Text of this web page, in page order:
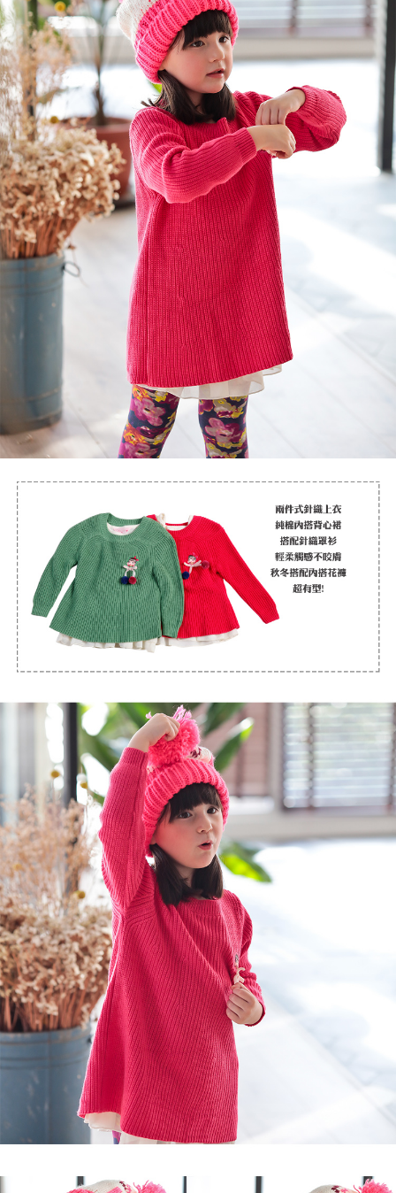
每筆NT$80，滿NT$2,000(含以上)免運費
宅配
每筆NT$80，滿NT$2,000(含以上)免運費